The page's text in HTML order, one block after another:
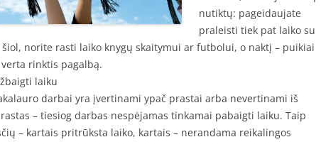
nutiktų: pageidaujate
praleisti tiek pat laiko su
norite rasti laiko knygų skaitymui ar futbolui, o naktį – puikiai
rinktis pagalbą.
laiku
darbai yra įvertinami ypač prastai arba nevertinami iš
– tiesiog darbas nespėjamas tinkamai pabaigti laiku. Taip
– kartais pritrūksta laiko, kartais – nerandama reikalingos